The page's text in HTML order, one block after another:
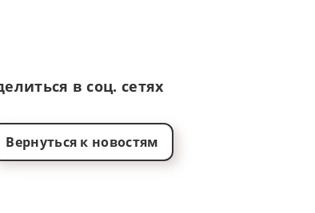
в соц. сетях
Вернуться к новостям